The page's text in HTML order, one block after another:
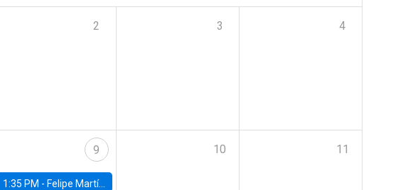
2 3 4
9
1:35 PM - Felipe Martínez, alumno Doctorado en Economía UC
10 11